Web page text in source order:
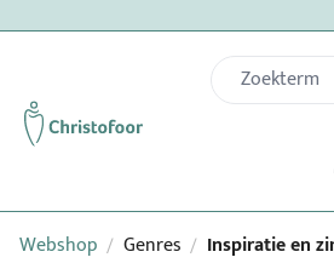
Webshop / Genres / Inspiratie en